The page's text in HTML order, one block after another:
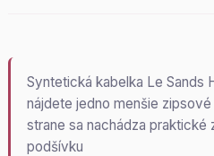
Syntetická kabelka Le Sands
nájdete jedno menšie
strane sa nachádza
podšívku